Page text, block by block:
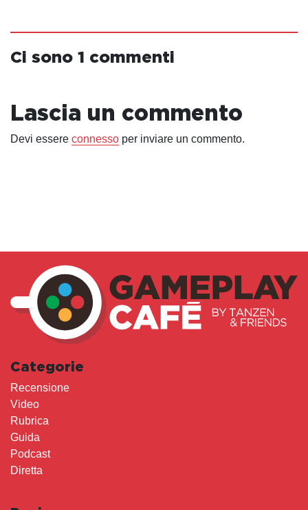
Ci sono 1 commenti
Lascia un commento
Devi essere connesso per inviare un commento.
Categorie
Recensione
Video
Rubrica
Guida
Podcast
Diretta